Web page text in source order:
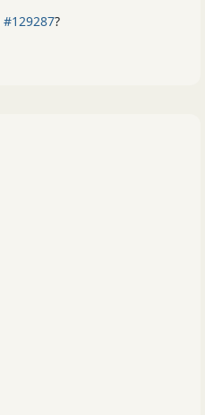
#129287?